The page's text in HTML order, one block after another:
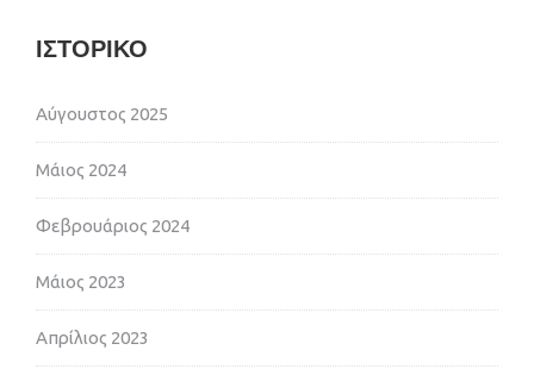
ΙΣΤΟΡΙΚΌ
Αύγουστος 2025
Μάιος 2024
Φεβρουάριος 2024
Μάιος 2023
Απρίλιος 2023